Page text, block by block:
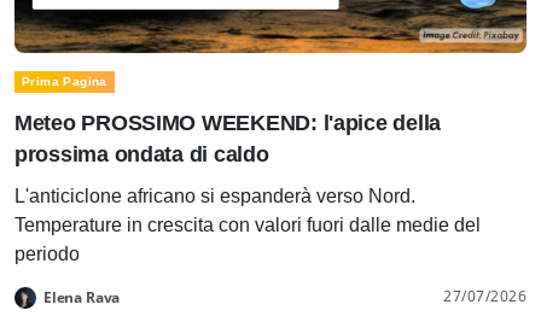
Prima Pagina
Meteo PROSSIMO WEEKEND: l'apice della
prossima ondata di caldo
L'anticiclone africano si espanderà verso Nord.
Temperature in crescita con valori fuori dalle medie del
periodo
Elena Rava 27/07/2026